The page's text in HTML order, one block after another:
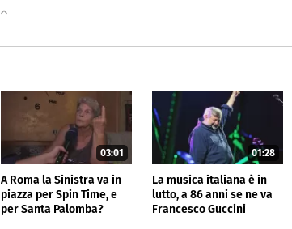
03:01
A Roma la Sinistra va in
piazza per Spin Time, e
per Santa Palomba?
01:28
La musica italiana è in
lutto, a 86 anni se ne va
Francesco Guccini